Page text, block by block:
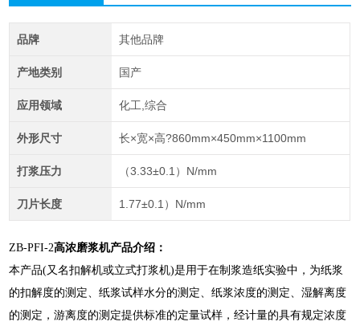
品牌 其他品牌
产地类别 国产
应用领域 化工,综合
外形尺寸 长×宽×高?860mm×450mm×1100mm
打浆压力 （3.33±0.1）N/mm
刀片长度 1.77±0.1）N/mm
ZB-PFI-2高浓磨浆机产品介绍：
本产品(又名扣解机或立式打浆机)是用于在制浆造纸实验中，为纸浆
的扣解度的测定、纸浆试样水分的测定、纸浆浓度的测定、湿解离度
的测定，游离度的测定提供标准的定量试样，经计量的具有规定浓度